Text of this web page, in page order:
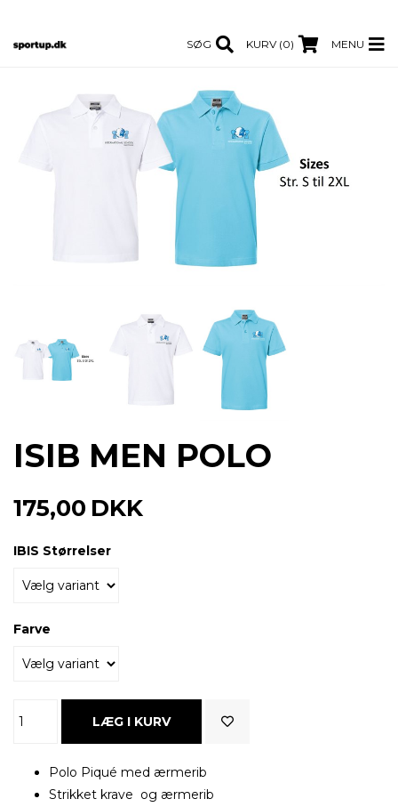
SØG KURV (0) MENU
ISIB MEN POLO
175,00 DKK
IBIS Størrelser
Farve
Polo Piqué med ærmerib
Strikket krave og ærmerib